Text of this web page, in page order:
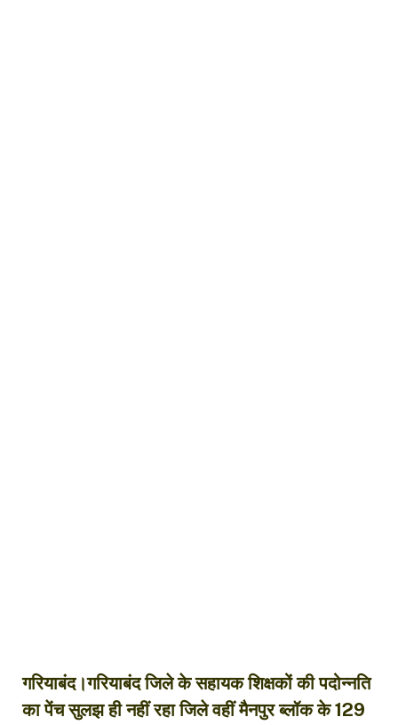
गरियाबंद।गरियाबंद जिले के सहायक शिक्षकों की पदोन्नति
का पेंच सुलझ ही नहीं रहा जिले वहीं मैनपुर ब्लॉक के 129